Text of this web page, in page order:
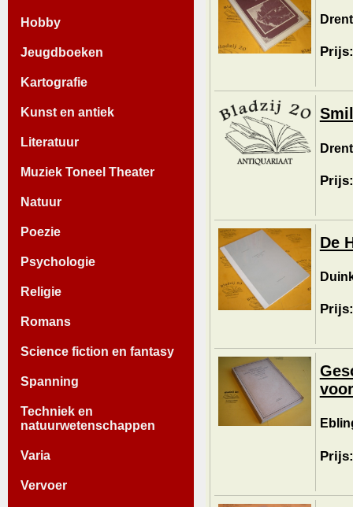
Hobby
Jeugdboeken
Kartografie
Kunst en antiek
Literatuur
Muziek Toneel Theater
Natuur
Poezie
Psychologie
Religie
Romans
Science fiction en fantasy
Spanning
Techniek en
natuurwetenschappen
Varia
Vervoer
De